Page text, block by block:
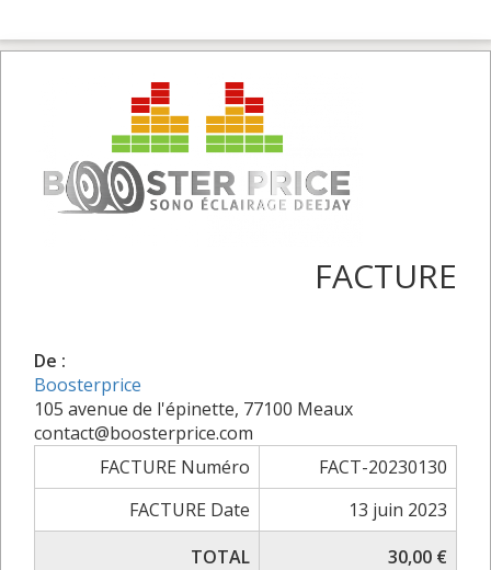
FACTURE
De :
Boosterprice
105 avenue de l'épinette, 77100 Meaux
contact@boosterprice.com
FACTURE Numéro
FACT-20230130
FACTURE Date
13 juin 2023
TOTAL
30,00 €